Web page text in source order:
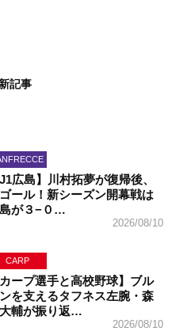
記事
J1広島】川村拓夢が復帰後、
ール！新シーズン開幕戦は
が３−０…
2026/08/10
CARP
カープ選手と高校野球】ブル
を支えるタフネス左腕・森
輔が振り返…
2026/08/10